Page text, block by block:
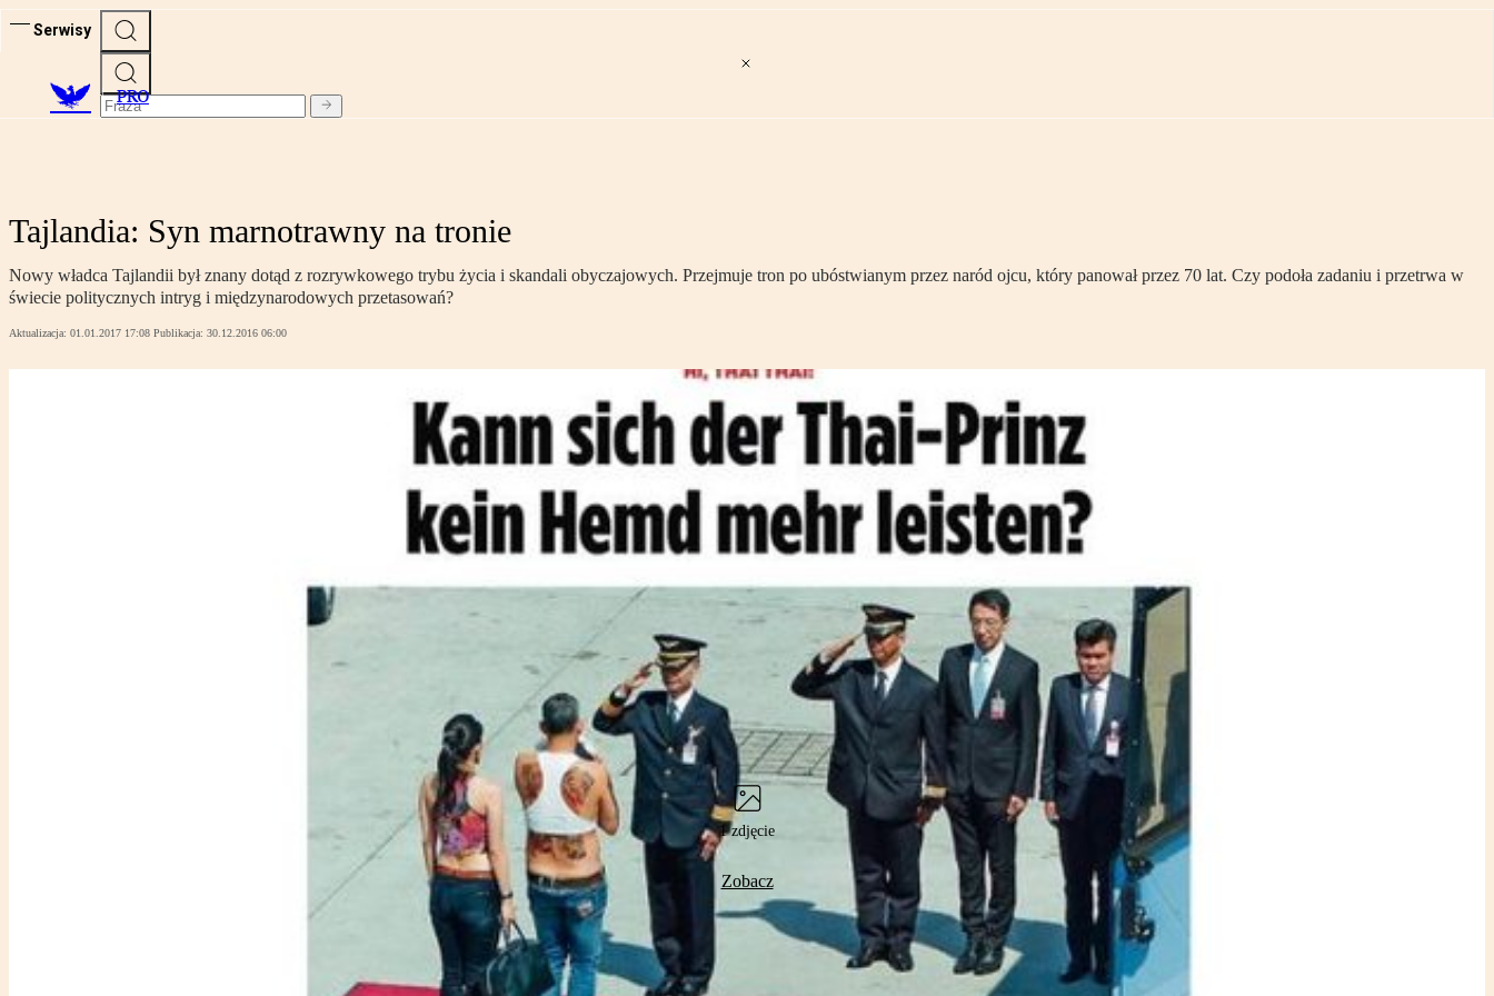
Serwisy
PRO
Tajlandia: Syn marnotrawny na tronie
Nowy władca Tajlandii był znany dotąd z rozrywkowego trybu życia i skandali obyczajowych. Przejmuje tron po ubóstwianym przez naród ojcu, który panował przez 70 lat. Czy podoła zadaniu i przetrwa w
świecie politycznych intryg i międzynarodowych przetasowań?
Aktualizacja: 01.01.2017 17:08 Publikacja: 30.12.2016 06:00
1 zdjęcie
Zobacz